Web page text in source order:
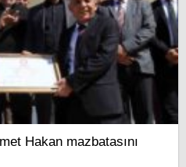
Hakan mazbatasını